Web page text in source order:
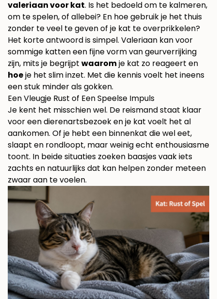
valeriaan voor kat. Is het bedoeld om te kalmeren,
om te spelen, of allebei? En hoe gebruik je het thuis
zonder te veel te geven of je kat te overprikkelen?
Het korte antwoord is simpel. Valeriaan kan voor
sommige katten een fijne vorm van geurverrijking
zijn, mits je begrijpt waaromje kat zo reageert en
hoeje het slim inzet. Met die kennis voelt het ineens
een stuk minder als gokken.
Een Vleugje Rust of Een Speelse Impuls
Je kent het misschien wel. De reismand staat klaar
voor een dierenartsbezoek en je kat voelt het al
aankomen. Of je hebt een binnenkat die wel eet,
slaapt en rondloopt, maar weinig echt enthousiasme
toont. In beide situaties zoeken baasjes vaak iets
zachts en natuurlijks dat kan helpen zonder meteen
zwaar aan te voelen.